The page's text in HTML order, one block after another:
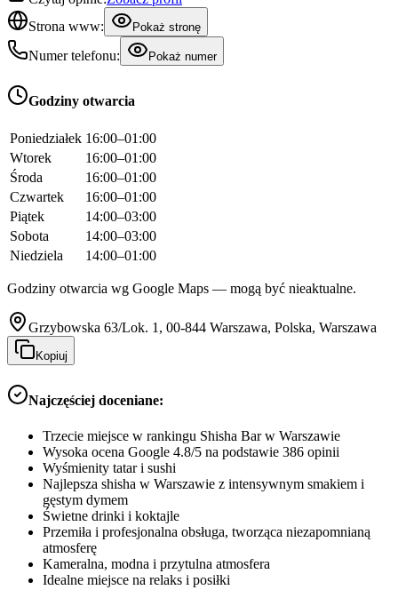
Strona www:
Pokaż stronę
Numer telefonu: Pokaż numer
Godziny otwarcia
Poniedziałek 16:00–01:00
Wtorek
16:00–01:00
Środa
16:00–01:00
Czwartek
16:00–01:00
Piątek
14:00–03:00
Sobota
14:00–03:00
Niedziela
14:00–01:00
Godziny otwarcia wg Google Maps — mogą być nieaktualne.
Grzybowska 63/Lok. 1, 00-844 Warszawa, Polska, Warszawa
Kopiuj
Najczęściej doceniane:
Trzecie miejsce w rankingu Shisha Bar w Warszawie
Wysoka ocena Google 4.8/5 na podstawie 386 opinii
Wyśmienity tatar i sushi
Najlepsza shisha w Warszawie z intensywnym smakiem i
gęstym dymem
Świetne drinki i koktajle
Przemiła i profesjonalna obsługa, tworząca niezapomnianą
atmosferę
Kameralna, modna i przytulna atmosfera
Idealne miejsce na relaks i posiłki